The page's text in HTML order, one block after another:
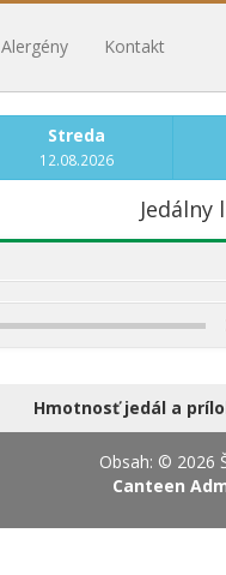
Alergény Kontakt
Streda
12.08.2026
Jedálny
Hmotnosť jedál a
Obsah: © 2026
Canteen